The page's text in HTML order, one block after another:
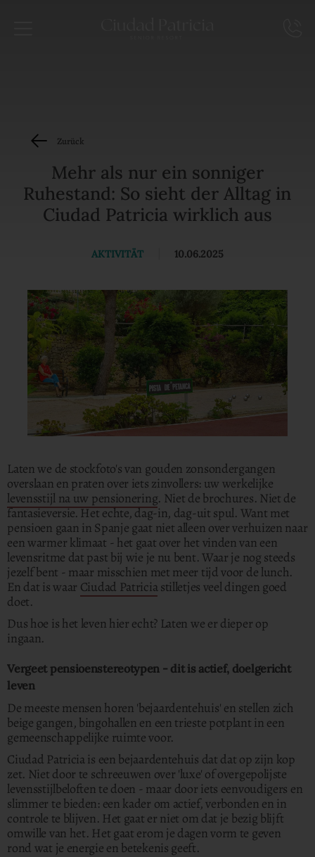
Zurück
Mehr als nur ein sonniger
Ruhestand: So sieht der Alltag in
Ciudad Patricia wirklich aus
AKTIVITÄT 10.06.2025
Laten we de stockfoto's van gouden zonsondergangen
overslaan en praten over iets zinvollers: uw werkelijke
levensstijl na uw pensionering. Niet de brochures. Niet de
fantasieversie. Het echte, dag-in, dag-uit spul. Want met
pensioen gaan in Spanje gaat niet alleen over verhuizen naar
een warmer klimaat - het gaat over het vinden van een
levensritme dat past bij wie je nu bent. Waar je nog steeds
jezelf bent - maar misschien met meer tijd voor de lunch.
En dat is waar Ciudad Patriciastilletjes veel dingen goed
doet.
Dus hoe is het leven hier echt? Laten we er dieper op
ingaan.
Vergeet pensioenstereotypen - dit is actief, doelgericht
leven
De meeste mensen horen 'bejaardentehuis' en stellen zich
beige gangen, bingohallen en een trieste potplant in een
gemeenschappelijke ruimte voor.
Ciudad Patricia is een bejaardentehuis dat dat op zijn kop
zet. Niet door te schreeuwen over 'luxe' of overgepolijste
levensstijlbeloften te doen - maar door iets eenvoudigers en
slimmer te bieden: een kader om actief, verbonden en in
controle te blijven. Het gaat er niet om dat je bezig blijft
omwille van het. Het gaat erom je dagen vorm te geven
rond wat je energie en betekenis geeft.